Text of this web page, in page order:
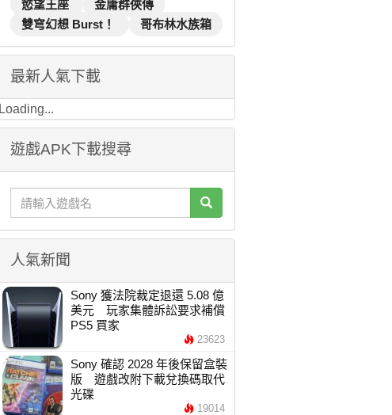
慾望王座
金庸群俠傳
雙穹幻想 Burst！
哥布林水族箱
最新人氣下載
Loading...
遊戲APK下載搜尋
人氣新聞
Sony 獲法院裁定退還 5.08 億
美元 玩家集體訴訟要求補償
PS5 買家
23623
Sony 確認 2028 年後保留盒裝
版 遊戲改附下載兌換碼取代
光碟
19014